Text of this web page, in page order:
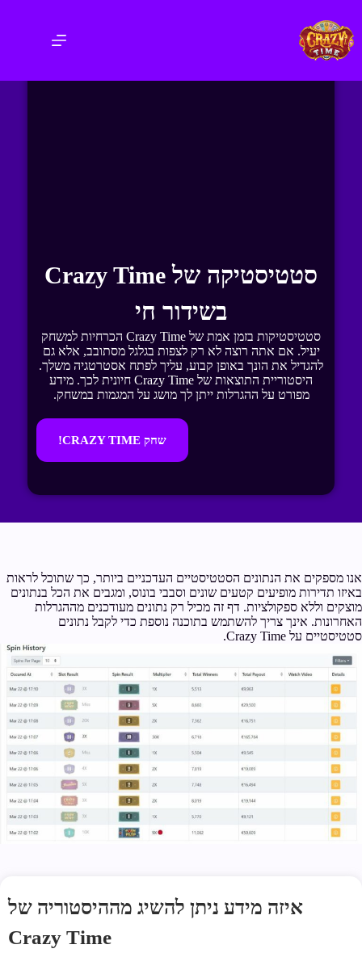
סטטיסטיקה של Crazy Time
בשידור חי
סטטיסטיקות בזמן אמת של Crazy Time הכרחיות למשחק
יעיל. אם אתה רוצה לא רק לצפות בגלגל מסתובב, אלא גם
להגדיל את הונך באופן קבוע, עליך לפתח אסטרטגיה משלך.
היסטוריית התוצאות של Crazy Time חיונית לכך. מידע
מפורט על ההגרלות ייתן לך מושג על המגמות במשחק.
שחק CRAZY TIME!
אנו מספקים את הנתונים הסטטיסטיים העדכניים ביותר, כך שתוכל לראות
באיזו תדירות מופיעים קטעים שונים וסבבי בונוס, ומגבים את הכל בנתונים
מוצקים וללא ספקולציות. דף זה מכיל רק נתונים מעודכנים מההגרלות
האחרונות. אינך צריך להשתמש בתוכנה נוספת כדי לקבל נתונים
סטטיסטיים על Crazy Time.
איזה מידע ניתן להשיג מההיסטוריה של
Crazy Time